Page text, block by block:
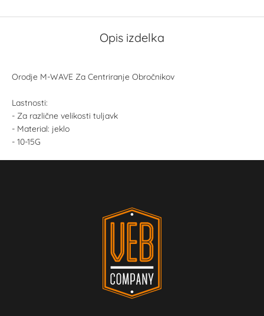
Opis izdelka
Orodje M-WAVE Za Centriranje Obročnikov
Lastnosti:
- Za različne velikosti tuljavk
- Material: jeklo
- 10-15G